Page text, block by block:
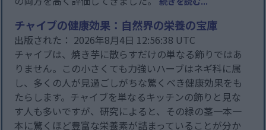
チャイブの健康効果：自然界の栄養の宝庫
出版された： 2026年8月4日 12:56:38 UTC
チャイブは、焼き芋に散らすだけの単なる飾りではあ
りません。この小さくても力強いハーブはネギ科に属
し、多くの人が見過ごしがちな驚くべき健康効果をも
たらします。チャイブを単なるキッチンの飾りと見な
す人も多いですが、研究によると、その緑の茎一本一
本に驚くほど豊富な栄養素が詰まっていることが分か